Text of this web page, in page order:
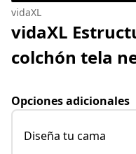
vidaXL
vidaXL
colchón tela
Opciones adicionales
Diseña tu cama